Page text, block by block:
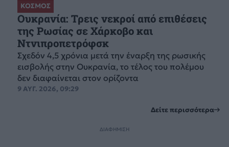
ΚΟΣΜΟΣ
Ουκρανία: Τρεις νεκροί από επιθέσεις
της Ρωσίας σε Χάρκοβο και
Ντνιπροπετρόφσκ
Σχεδόν 4,5 χρόνια μετά την έναρξη της ρωσικής
εισβολής στην Ουκρανία, το τέλος του πολέμου
δεν διαφαίνεται στον ορίζοντα
9 ΑΥΓ. 2026, 09:29
Δείτε περισσότερα
ΔΙΑΦΗΜΙΣΗ